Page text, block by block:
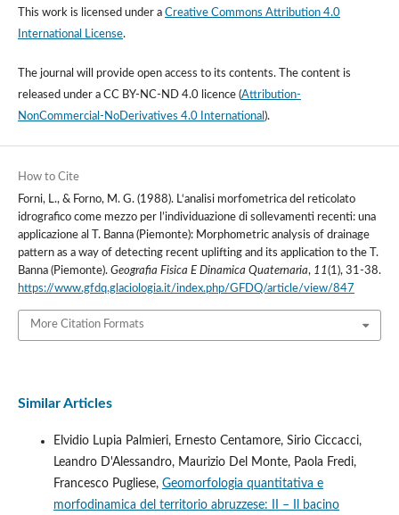
This work is licensed under a Creative Commons Attribution 4.0
International License.
The journal will provide open access to its contents.The content is
released under a CC BY-NC-ND 4.0 licence(Attribution-
NonCommercial-NoDerivatives 4.0 International ).
How to Cite
Forni, L., & Forno, M. G. (1988). L‘analisi morfometrica del reticolato
idrografico come mezzo per l’individuazione di sollevamenti recenti: una
applicazione al T. Banna (Piemonte): Morphometric analysis of drainage
pattern as a way of detecting recent uplifting and its application to the T.
Banna (Piemonte). Geografia Fisica E Dinamica Quaternaria, 11(1), 31-38.
https://www.gfdq.glaciologia.it/index.php/GFDQ/article/view/847
More Citation Formats
Similar Articles
Elvidio Lupia Palmieri, Ernesto Centamore, Sirio Ciccacci,
Leandro D'Alessandro, Maurizio Del Monte, Paola Fredi,
Francesco Pugliese, Geomorfologia quantitativa e
morfodinamica del territorio abruzzese: II – Il bacino